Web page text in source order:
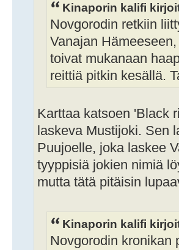
Kinaporin kalifi
Novgorodin retkiin
Vanajan
toivat mukanaan
reittiä pitkin kesällä.
Karttaa katsoen 'Black
laskeva Mustijoki. Sen
Puujoelle, joka laskee
tyyppisiä jokien nimiä
mutta tätä pitäisin
Kinaporin kalifi
Novgorodin kronikan